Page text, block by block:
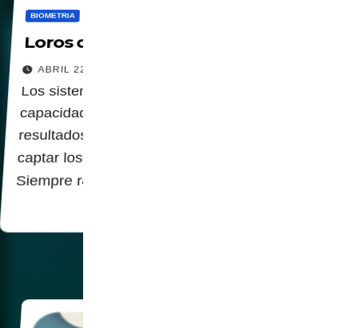
BIOMETRIA
Loros de Alta Tecnología
ABRIL 22, 2026
Los sistemas de IA, en realidad sólo tienen la
capacidad de imitar patrones y producir
resultados probabilísticos. Siempre será sin
captar los conceptos que existen detrás.
Siempre responden con un…